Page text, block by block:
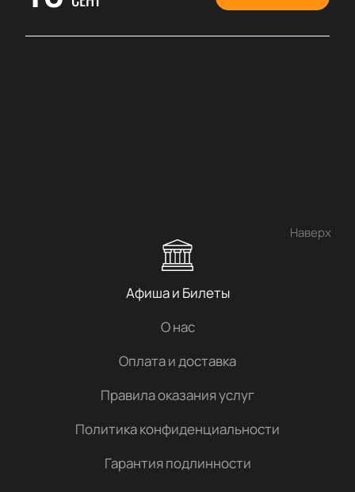
Наверх
Афиша и Билеты
О нас
Оплата и доставка
Правила оказания услуг
Политика конфиденциальности
Гарантия подлинности